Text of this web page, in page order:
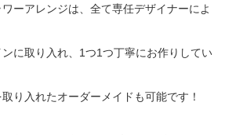
ーアレンジは、全て専任デザイナーによ
に取り入れ、1つ1つ丁寧にお作りしてい
り入れたオーダーメイドも可能です！